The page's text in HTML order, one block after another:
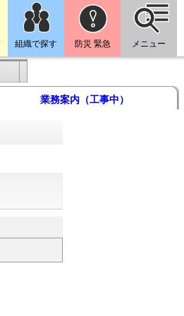
組織で探す 防災 緊急 メニュー
業務案内（工事中）